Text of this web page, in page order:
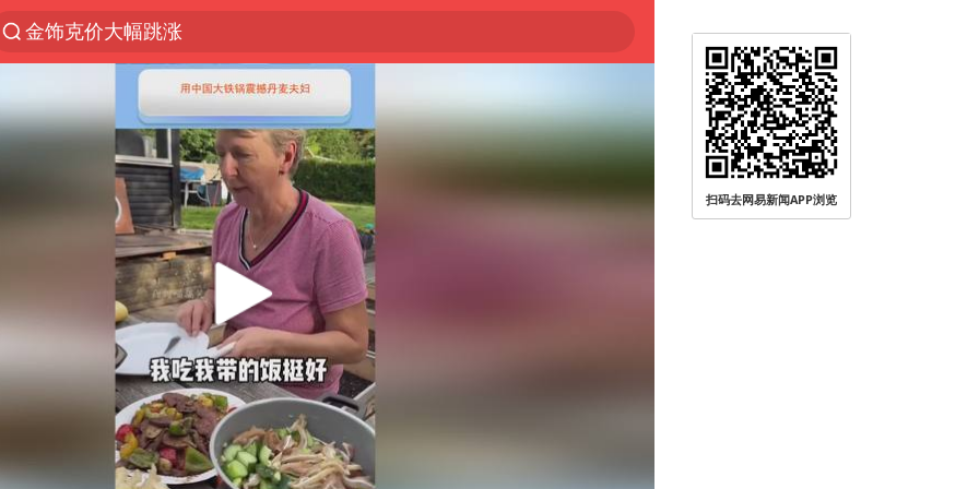
金饰克价大幅跳涨
台风“白海豚”影响中国已成定局
浙江舟山21条水上客运航线停航
郑国霖回应去景区上班被保安拦下
因凡蒂诺首次公开道歉
儿子举报父亲伪造证件为私生子落户
今年4位周星驰电影配角去世
律师称“梅姨”若满75岁或不适用死刑
“梅姨”准确年龄仍未知
南昌一规划馆现“阴间座椅”字样
41岁女子为鼓励女儿考上985研究生
扫码去网易新闻APP浏览